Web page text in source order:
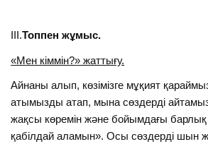
III.Топпен жұмыс.
«Мен кіммін?» жаттығу.
Айнаны алып, көзімізге мұқият
атымызды атап, мына сөздерді
жақсы көремін және бойымдағы барлық
қабілдай аламын». Осы сөздерді шын